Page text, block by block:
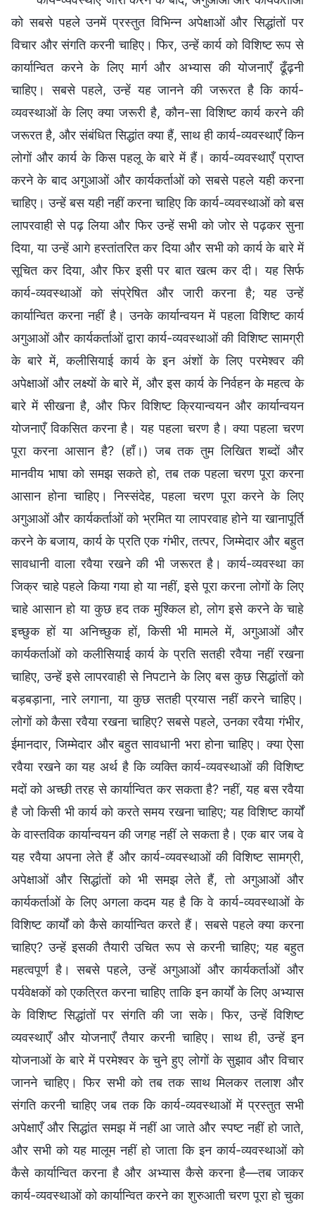
को सबसे पहले उनमें प्रस्तुत विभिन्न अपेक्षाओं और सिद्धांतों पर
विचार और संगति करनी चाहिए। फिर, उन्हें कार्य को विशिष्ट रूप से
कार्यान्वित करने के लिए मार्ग और अभ्यास की योजनाएँ ढूँढ़नी
चाहिए। सबसे पहले, उन्हें यह जानने की जरूरत है कि कार्य-
व्यवस्थाओं के लिए क्या जरूरी है, कौन-सा विशिष्ट कार्य करने की
जरूरत है, और संबंधित सिद्धांत क्या हैं, साथ ही कार्य-व्यवस्थाएँ किन
लोगों और कार्य के किस पहलू के बारे में हैं। कार्य-व्यवस्थाएँ प्राप्त
करने के बाद अगुआओं और कार्यकर्ताओं को सबसे पहले यही करना
चाहिए। उन्हें बस यही नहीं करना चाहिए कि कार्य-व्यवस्थाओं को बस
लापरवाही से पढ़ लिया और फिर उन्हें सभी को जोर से पढ़कर सुना
दिया, या उन्हें आगे हस्तांतरित कर दिया और सभी को कार्य के बारे में
सूचित कर दिया, और फिर इसी पर बात खत्म कर दी। यह सिर्फ
कार्य-व्यवस्थाओं को संप्रेषित और जारी करना है; यह उन्हें
कार्यान्वित करना नहीं है। उनके कार्यान्वयन में पहला विशिष्ट कार्य
अगुआओं और कार्यकर्ताओं द्वारा कार्य-व्यवस्थाओं की विशिष्ट सामग्री
के बारे में, कलीसियाई कार्य के इन अंशों के लिए परमेश्वर की
अपेक्षाओं और लक्ष्यों के बारे में, और इस कार्य के निर्वहन के महत्व के
बारे में सीखना है, और फिर विशिष्ट क्रियान्वयन और कार्यान्वयन
योजनाएँ विकसित करना है। यह पहला चरण है। क्या पहला चरण
पूरा करना आसान है? (हाँ।) जब तक तुम लिखित शब्दों और
मानवीय भाषा को समझ सकते हो, तब तक पहला चरण पूरा करना
आसान होना चाहिए। निस्संदेह, पहला चरण पूरा करने के लिए
अगुआओं और कार्यकर्ताओं को भ्रमित या लापरवाह होने या खानापूर्ति
करने के बजाय, कार्य के प्रति एक गंभीर, तत्पर, जिम्मेदार और बहुत
सावधानी वाला रवैया रखने की भी जरूरत है। कार्य-व्यवस्था का
जिक्र चाहे पहले किया गया हो या नहीं, इसे पूरा करना लोगों के लिए
चाहे आसान हो या कुछ हद तक मुश्किल हो, लोग इसे करने के चाहे
इच्छुक हों या अनिच्छुक हों, किसी भी मामले में, अगुआओं और
कार्यकर्ताओं को कलीसियाई कार्य के प्रति सतही रवैया नहीं रखना
चाहिए, उन्हें इसे लापरवाही से निपटाने के लिए बस कुछ सिद्धांतों को
बड़बड़ाना, नारे लगाना, या कुछ सतही प्रयास नहीं करने चाहिए।
लोगों को कैसा रवैया रखना चाहिए? सबसे पहले, उनका रवैया गंभीर,
ईमानदार, जिम्मेदार और बहुत सावधानी भरा होना चाहिए। क्या ऐसा
रवैया रखने का यह अर्थ है कि व्यक्ति कार्य-व्यवस्थाओं की विशिष्ट
मदों को अच्छी तरह से कार्यान्वित कर सकता है? नहीं, यह बस रवैया
है जो किसी भी कार्य को करते समय रखना चाहिए; यह विशिष्ट कार्यों
के वास्तविक कार्यान्वयन की जगह नहीं ले सकता है। एक बार जब वे
यह रवैया अपना लेते हैं और कार्य-व्यवस्थाओं की विशिष्ट सामग्री,
अपेक्षाओं और सिद्धांतों को भी समझ लेते हैं, तो अगुआओं और
कार्यकर्ताओं के लिए अगला कदम यह है कि वे कार्य-व्यवस्थाओं के
विशिष्ट कार्यों को कैसे कार्यान्वित करते हैं। सबसे पहले क्या करना
चाहिए? उन्हें इसकी तैयारी उचित रूप से करनी चाहिए; यह बहुत
महत्वपूर्ण है। सबसे पहले, उन्हें अगुआओं और कार्यकर्ताओं और
पर्यवेक्षकों को एकत्रित करना चाहिए ताकि इन कार्यों के लिए अभ्यास
के विशिष्ट सिद्धांतों पर संगति की जा सके। फिर, उन्हें विशिष्ट
व्यवस्थाएँ और योजनाएँ तैयार करनी चाहिए। साथ ही, उन्हें इन
योजनाओं के बारे में परमेश्वर के चुने हुए लोगों के सुझाव और विचार
जानने चाहिए। फिर सभी को तब तक साथ मिलकर तलाश और
संगति करनी चाहिए जब तक कि कार्य-व्यवस्थाओं में प्रस्तुत सभी
अपेक्षाएँ और सिद्धांत समझ में नहीं आ जाते और स्पष्ट नहीं हो जाते,
और सभी को यह मालूम नहीं हो जाता कि इन कार्य-व्यवस्थाओं को
कैसे कार्यान्वित करना है और अभ्यास कैसे करना है—तब जाकर
कार्य-व्यवस्थाओं को कार्यान्वित करने का शुरुआती चरण पूरा हो चुका